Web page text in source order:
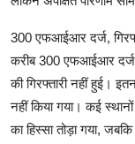
300 एफआईआर दर्ज,
करीब 300 एफआईआर दर्ज
की गिरफ्तारी नहीं हुई।
नहीं किया गया। कई
का हिस्सा तोड़ा गया,